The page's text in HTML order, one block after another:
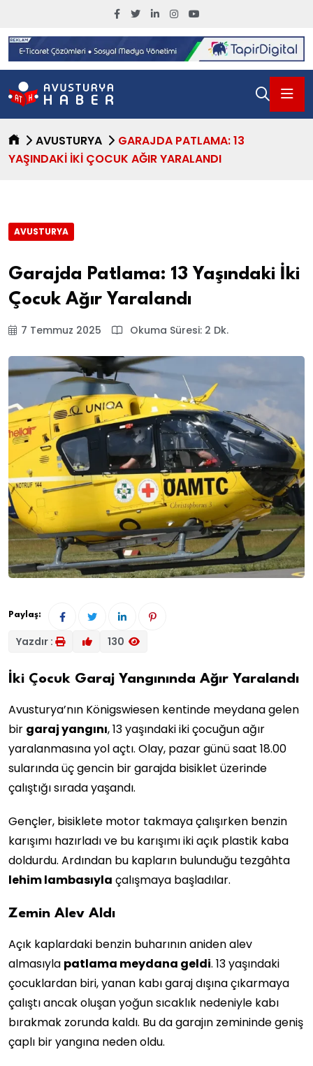
AVUSTURYA
GARAJDA PATLAMA: 13
YAŞINDAKI İKI ÇOCUK AĞIR YARALANDI
AVUSTURYA
Garajda Patlama: 13 Yaşındaki İki
Çocuk Ağır Yaralandı
7 Temmuz 2025 Okuma Süresi: 2 Dk.
Paylaş:
Yazdır : 130
İki Çocuk Garaj Yangınında Ağır Yaralandı
Avusturya’nın Königswiesen kentinde meydana gelen
bir garaj yangını, 13 yaşındaki iki çocuğun ağır
yaralanmasına yol açtı. Olay, pazar günü saat 18.00
sularında üç gencin bir garajda bisiklet üzerinde
çalıştığı sırada yaşandı.
Gençler, bisiklete motor takmaya çalışırken benzin
karışımı hazırladı ve bu karışımı iki açık plastik kaba
doldurdu. Ardından bu kapların bulunduğu tezgâhta
lehim lambasıyla çalışmaya başladılar.
Zemin Alev Aldı
Açık kaplardaki benzin buharının aniden alev
almasıyla patlama meydana geldi. 13 yaşındaki
çocuklardan biri, yanan kabı garaj dışına çıkarmaya
çalıştı ancak oluşan yoğun sıcaklık nedeniyle kabı
bırakmak zorunda kaldı. Bu da garajın zemininde geniş
çaplı bir yangına neden oldu.